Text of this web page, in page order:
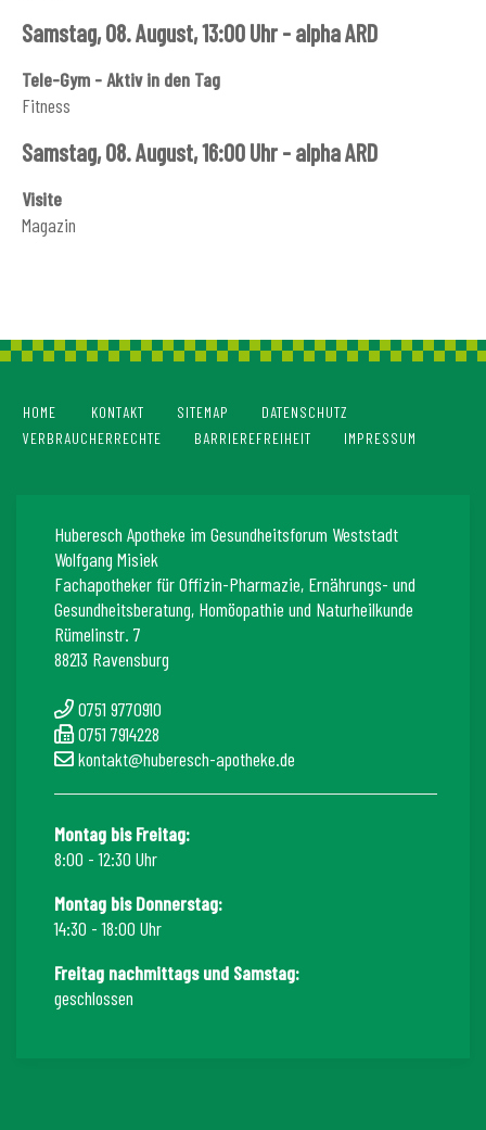
Samstag, 08. August, 13:00 Uhr - alpha ARD
Tele-Gym - Aktiv in den Tag
Fitness
Samstag, 08. August, 16:00 Uhr - alpha ARD
Visite
Magazin
HOME KONTAKT SITEMAP
DATENSCHUTZ
VERBRAUCHERRECHTE
BARRIEREFREIHEIT IMPRESSUM
Huberesch Apotheke im Gesundheitsforum Weststadt
Wolfgang Misiek
Fachapotheker für Offizin-Pharmazie, Ernährungs- und
Gesundheitsberatung, Homöopathie und Naturheilkunde
Rümelinstr. 7
88213 Ravensburg
0751 9770910
0751 7914228
kontakt@huberesch-apotheke.de
Montag bis Freitag:
8:00 - 12:30 Uhr
Montag bis Donnerstag:
14:30 - 18:00 Uhr
Freitag nachmittags und Samstag:
geschlossen